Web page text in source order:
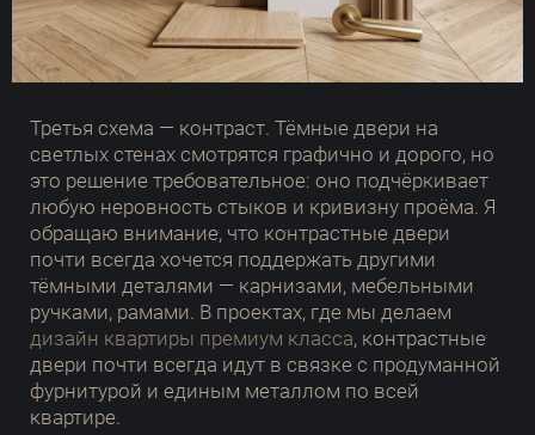
Третья схема — контраст. Тёмные двери на
светлых стенах смотрятся графично и дорого, но
это решение требовательное: оно подчёркивает
любую неровность стыков и кривизну проёма. Я
обращаю внимание, что контрастные двери
почти всегда хочется поддержать другими
тёмными деталями — карнизами, мебельными
ручками, рамами. В проектах, где мы делаем
дизайн квартиры премиум класса, контрастные
двери почти всегда идут в связке с продуманной
фурнитурой и единым металлом по всей
квартире.